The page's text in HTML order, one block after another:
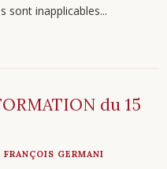
sont inapplicables...
du 15
FRANÇOIS GERMANI